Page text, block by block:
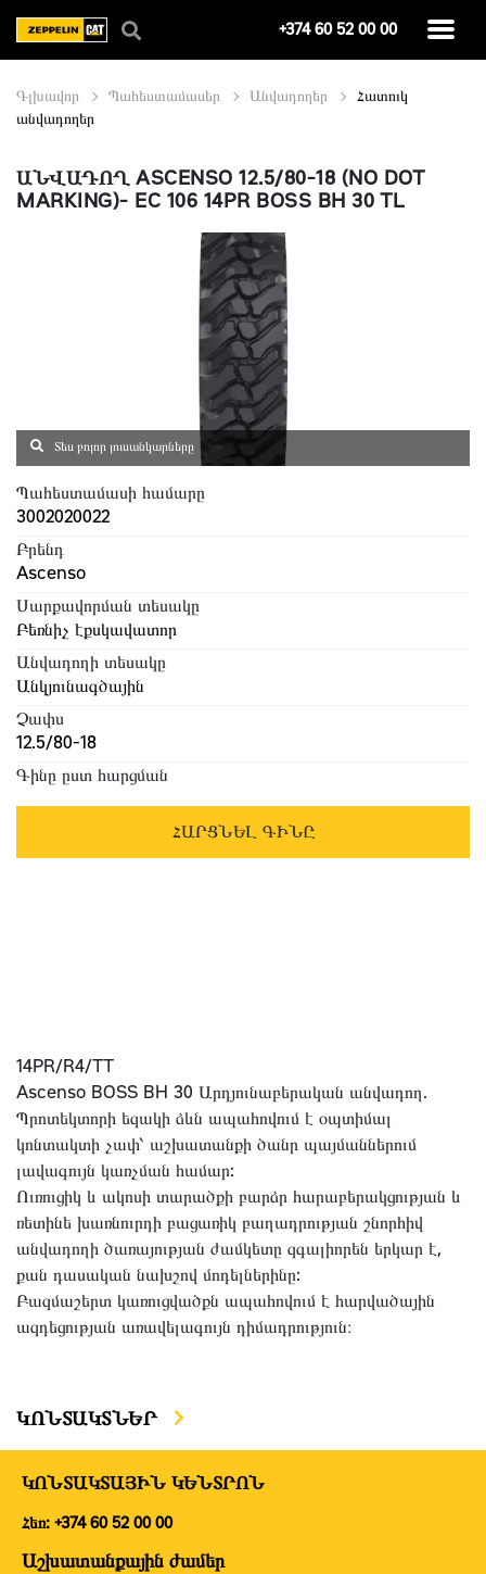
+374 60 52 00 00
Գլխավոր Պահեստամասեր Անվադողեր
Հատուկ
անվադողեր
ԱՆՎԱԴՈՂ ASCENSO 12.5/80-18 (NO DOT
MARKING)- EC 106 14PR BOSS BH 30 TL
Տես բոլոր լուսանկարները
Պահեստամասի համարը
3002020022
Բրենդ
Ascenso
Սարքավորման տեսակը
Բեռնիչ էքսկավատոր
Անվադողի տեսակը
Անկյունագծային
Չափս
12.5/80-18
Գինը ըստ հարցման
ՀԱՐՑՆԵԼ ԳԻՆԸ
14PR/R4/TT
Ascenso BOSS BH 30 Արդյունաբերական անվադող.
Պրոտեկտորի եզակի ձևն ապահովում է օպտիմալ
կոնտակտի չափ՝ աշխատանքի ծանր պայմաններում
լավագույն կառչման համար:
Ուռուցիկ և ակոսի տարածքի բարձր հարաբերակցության և
ռետինե խառնուրդի բացառիկ բաղադրության շնորհիվ
անվադողի ծառայության ժամկետը զգալիորեն երկար է,
քան դասական նախշով մոդելներինը:
Բազմաշերտ կառուցվածքն ապահովում է հարվածային
ազդեցության առավելագույն դիմադրություն։
ԿՈՆՏԱԿՏՆԵՐ
ԿՈՆՏԱԿՏԱՅԻՆ ԿԵՆՏՐՈՆ
Հեռ: +374 60 52 00 00
Աշխատանքային ժամեր